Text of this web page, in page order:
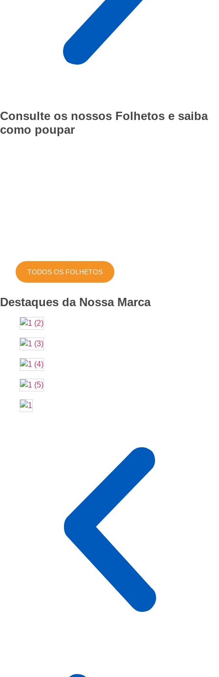
Consulte os nossos Folhetos e saiba
como poupar
TODOS OS FOLHETOS
Destaques da Nossa Marca